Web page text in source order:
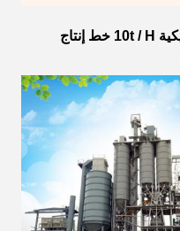
4. آلة خلط الملاط الجاف الأوتوماتيكية 10t / H خط إنتاج